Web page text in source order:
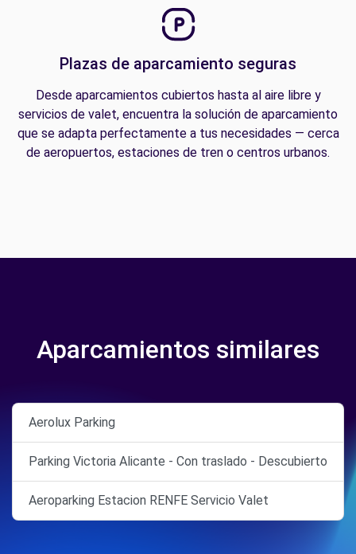
Plazas de aparcamiento seguras
Desde aparcamientos cubiertos hasta al aire libre y
servicios de valet, encuentra la solución de aparcamiento
que se adapta perfectamente a tus necesidades — cerca
de aeropuertos, estaciones de tren o centros urbanos.
Aparcamientos similares
Aerolux Parking
Parking Victoria Alicante - Con traslado - Descubierto
Aeroparking Estacion RENFE Servicio Valet